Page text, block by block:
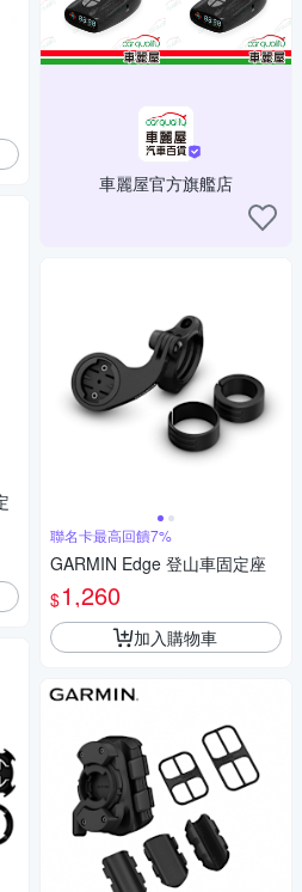
車麗屋官方旗艦店
聯名卡最高回饋7%
GARMIN Edge 登山車固定座
$1,260
加入購物車